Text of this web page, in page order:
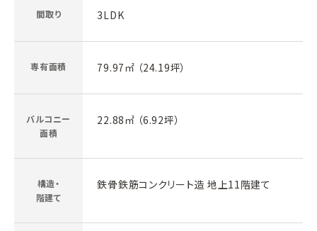
間取り 3LDK
専有面積 79.97㎡ （24.19坪）
バルコニー
面積
22.88㎡ （6.92坪）
構造・
階建て
鉄骨鉄筋コンクリート造 地上11階建て